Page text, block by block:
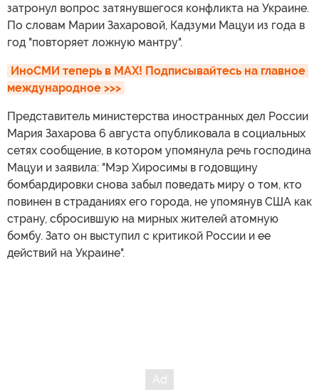
затронул вопрос затянувшегося конфликта на Украине.
По словам Марии Захаровой, Кадзуми Мацуи из года в
год "повторяет ложную мантру".
ИноСМИ теперь в MAX! Подписывайтесь на главное
международное >>>
Представитель министерства иностранных дел России
Мария Захарова 6 августа опубликовала в социальных
сетях сообщение, в котором упомянула речь господина
Мацуи и заявила: "Мэр Хиросимы в годовщину
бомбардировки снова забыл поведать миру о том, кто
повинен в страданиях его города, не упомянув США как
страну, сбросившую на мирных жителей атомную
бомбу. Зато он выступил с критикой России и ее
действий на Украине".